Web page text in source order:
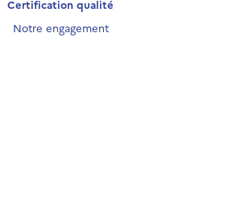
Certification qualité
Notre engagement